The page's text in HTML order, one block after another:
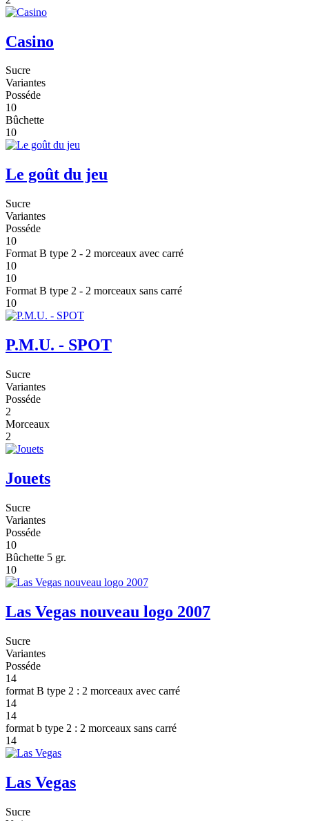
Casino
Sucre
Variantes
Posséde
10
Bûchette
10
Le goût du jeu
Sucre
Variantes
Posséde
10
Format B type 2 - 2 morceaux avec carré
10
10
Format B type 2 - 2 morceaux sans carré
10
P.M.U. - SPOT
Sucre
Variantes
Posséde
2
Morceaux
2
Jouets
Sucre
Variantes
Posséde
10
Bûchette 5 gr.
10
Las Vegas nouveau logo 2007
Sucre
Variantes
Posséde
14
format B type 2 : 2 morceaux avec carré
14
14
format b type 2 : 2 morceaux sans carré
14
Las Vegas
Sucre